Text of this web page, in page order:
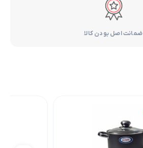
ضمانت اصل بودن کالا